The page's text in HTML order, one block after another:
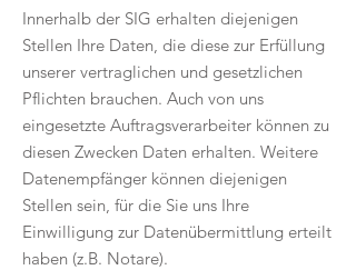
Innerhalb der SIG erhalten diejenigen
Stellen Ihre Daten, die diese zur Erfüllung
unserer vertraglichen und gesetzlichen
Pflichten brauchen. Auch von uns
eingesetzte Auftragsverarbeiter können zu
diesen Zwecken Daten erhalten. Weitere
Datenempfänger können diejenigen
Stellen sein, für die Sie uns Ihre
Einwilligung zur Datenübermittlung erteilt
haben (z.B. Notare).